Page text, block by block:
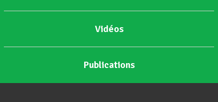
Vidéos
Publications